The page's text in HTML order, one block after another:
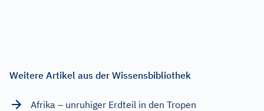
Weitere Artikel aus der Wissensbibliothek
Afrika – unruhiger Erdteil in den Tropen